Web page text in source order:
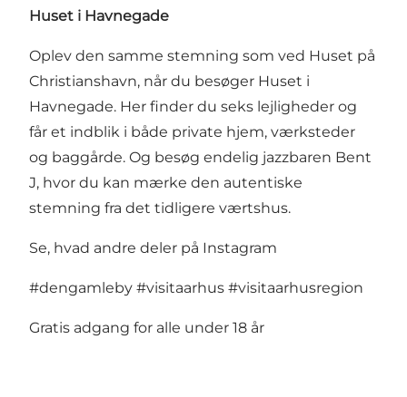
Huset i Havnegade
Oplev den samme stemning som ved Huset på
Christianshavn, når du besøger Huset i
Havnegade. Her finder du seks lejligheder og
får et indblik i både private hjem, værksteder
og baggårde. Og besøg endelig jazzbaren Bent
J, hvor du kan mærke den autentiske
stemning fra det tidligere værtshus.
Se, hvad andre deler på Instagram
#dengamleby #visitaarhus #visitaarhusregion
Gratis adgang for alle under 18 år